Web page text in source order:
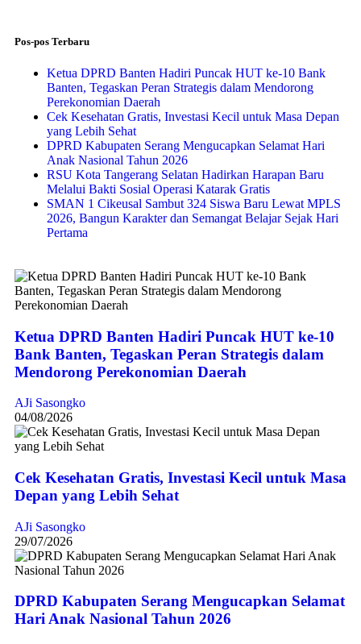
Pos-pos Terbaru
Ketua DPRD Banten Hadiri Puncak HUT ke-10 Bank
Banten, Tegaskan Peran Strategis dalam Mendorong
Perekonomian Daerah
Cek Kesehatan Gratis, Investasi Kecil untuk Masa Depan
yang Lebih Sehat
DPRD Kabupaten Serang Mengucapkan Selamat Hari
Anak Nasional Tahun 2026
RSU Kota Tangerang Selatan Hadirkan Harapan Baru
Melalui Bakti Sosial Operasi Katarak Gratis
SMAN 1 Cikeusal Sambut 324 Siswa Baru Lewat MPLS
2026, Bangun Karakter dan Semangat Belajar Sejak Hari
Pertama
Ketua DPRD Banten Hadiri Puncak HUT ke-10
Bank Banten, Tegaskan Peran Strategis dalam
Mendorong Perekonomian Daerah
AJi Sasongko
04/08/2026
Cek Kesehatan Gratis, Investasi Kecil untuk Masa
Depan yang Lebih Sehat
AJi Sasongko
29/07/2026
DPRD Kabupaten Serang Mengucapkan Selamat
Hari Anak Nasional Tahun 2026